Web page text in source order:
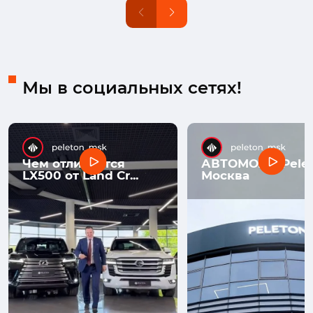
Мы в социальных сетях!
Чем отличается
LX500 от Land Cr...
АВТОМОЛЛ
Москва